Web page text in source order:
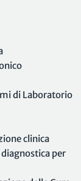
di Laboratorio
clinica
per